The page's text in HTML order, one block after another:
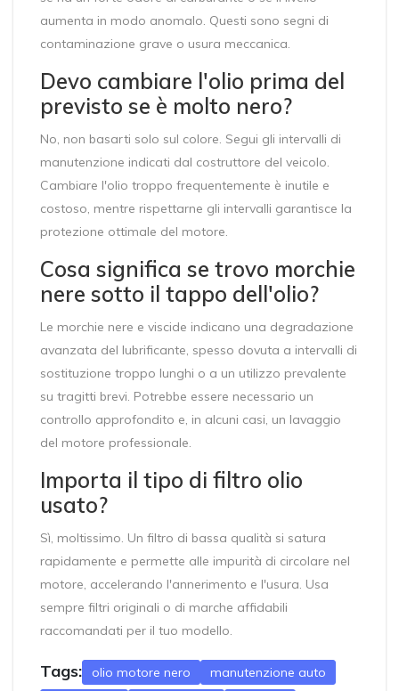
aumenta in modo anomalo. Questi sono segni di
contaminazione grave o usura meccanica.
Devo cambiare l'olio prima del
previsto se è molto nero?
No, non basarti solo sul colore. Segui gli intervalli di
manutenzione indicati dal costruttore del veicolo.
Cambiare l'olio troppo frequentemente è inutile e
costoso, mentre rispettarne gli intervalli garantisce la
protezione ottimale del motore.
Cosa significa se trovo morchie
nere sotto il tappo dell'olio?
Le morchie nere e viscide indicano una degradazione
avanzata del lubrificante, spesso dovuta a intervalli di
sostituzione troppo lunghi o a un utilizzo prevalente
su tragitti brevi. Potrebbe essere necessario un
controllo approfondito e, in alcuni casi, un lavaggio
del motore professionale.
Importa il tipo di filtro olio
usato?
Sì, moltissimo. Un filtro di bassa qualità si satura
rapidamente e permette alle impurità di circolare nel
motore, accelerando l'annerimento e l'usura. Usa
sempre filtri originali o di marche affidabili
raccomandati per il tuo modello.
Tags: olio motore nero manutenzione auto